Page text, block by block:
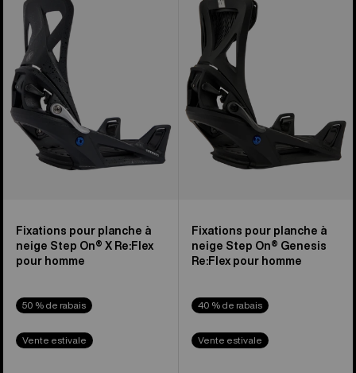
planche
neige
Step
On®
Re:Flex
Fixations pour planche à
neige Step On® X Re:Flex
pour homme
50 % de rabais
Vente estivale
pour
planche
neige
Step
On®
Genesis
Re:Flex
Fixations pour planche à
neige Step On® Genesis
Re:Flex pour homme
40 % de rabais
Vente estivale